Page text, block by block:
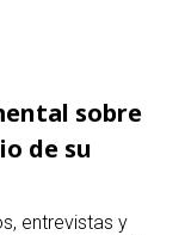
sobre
de su
entrevistas y